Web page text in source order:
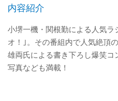
内容紹介
小堺一機・関根勤による人気ラ
オ！｣。その番組内で人気絶頂
雄両氏による書き下ろし爆笑
写真なども満載！